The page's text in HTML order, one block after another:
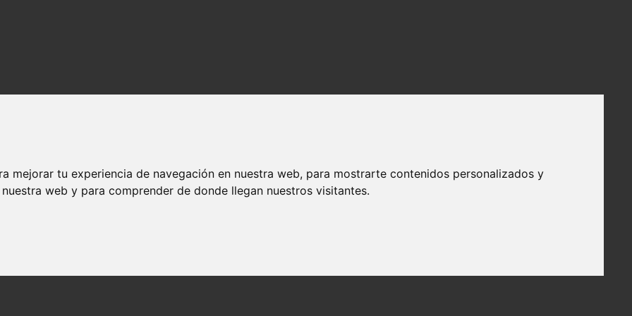
mejorar tu experiencia de navegación en nuestra web, para mostrarte contenidos personalizados y
web y para comprender de donde llegan nuestros visitantes.